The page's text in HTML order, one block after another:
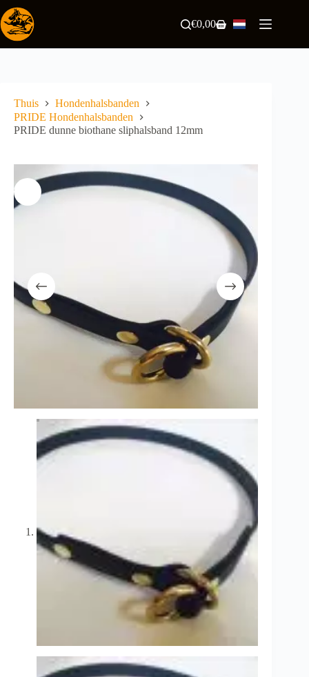
naar
de
inhoud
Winkelwagen
€0,00
Thuis
Hondenhalsbanden
PRIDE Hondenhalsbanden
PRIDE dunne biothane sliphalsband 12mm